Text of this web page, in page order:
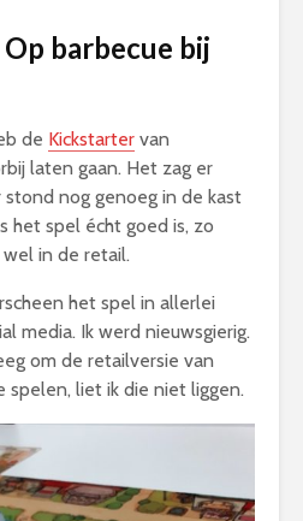
barbecue bij
de Kickstarter van
laten gaan. Het zag er
stond nog genoeg in de kast
het spel écht goed is, zo
in de retail.
het spel in allerlei
media. Ik werd nieuwsgierig.
om de retailversie van
spelen, liet ik die niet liggen.